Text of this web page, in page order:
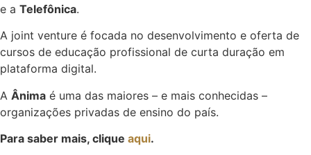
e a Telefônica.
A joint venture é focada no desenvolvimento e oferta de
cursos de educação profissional de curta duração em
plataforma digital.
A Ânima é uma das maiores – e mais conhecidas –
organizações privadas de ensino do país.
Para saber mais, clique aqui.